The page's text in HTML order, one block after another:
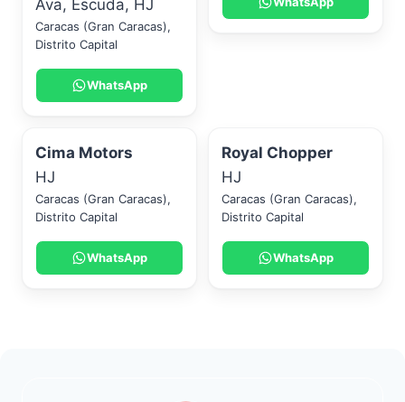
Ava, Escuda, HJ
Caracas (Gran Caracas),
Distrito Capital
WhatsApp
Cima Motors
HJ
Caracas (Gran Caracas),
Distrito Capital
WhatsApp
Royal Chopper
HJ
Caracas (Gran Caracas),
Distrito Capital
WhatsApp